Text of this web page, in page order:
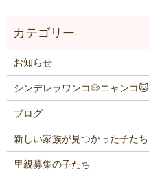
お知らせ
シンデレラワンコ🐶ニャンコ🐱
ブログ
新しい家族が見つかった子たち
里親募集の子たち